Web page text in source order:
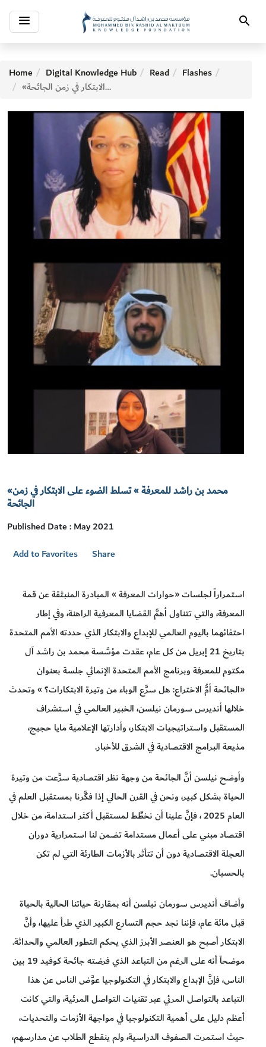
Toggle
navigation Search
Home Digital Knowledge Hub Read
Flashes
«محمد بن راشد للمعرفة » تسلط الضوء على الابتكار في زمن الجائحة
«محمد بن راشد للمعرفة » تسلط الضوء على الابتكار في زمن
الجائحة
Published Date : May 2021
Add to Favorites
Share
استمراراً لجلسات «حوارات المعرفة » المبادرة المنبثقة عن قمة
المعرفة، والتي تتناول أهمَّ القضايا المعرفية الراهنة، وفي إطار
احتفائهما باليوم العالمي للإبداع والابتكار الذي حددته الأمم المتحدة
بتاريخ 21 إبريل من كل عام، عقدت مؤسَّسة محمد بن راشد آل
مكتوم للمعرفة وبرنامج الأمم المتحدة الإنمائي جلسة بعنوان
«الجائحة أمُّ الاختراع: هل سرَّع الوباء من وتيرة الابتكارات؟ » وتحدث
خلالها أنديرس سورمان نيلسن، الخبير العالمي في استشراف
المستقبل واستراتيجيات الابتكار، وأدارتها الإعلامية مايا حجيج،
مذيعة البرامج الاقتصادية في الشرق للأخبار.
وأوضح نيلسن أنَّ الجائحة من وجهة نظر اقتصادية سرَّعت من وتيرة
الحياة بشكل كبير، ونحن في القرن الحالي إذا فكَّرنا بمستقبل العلم في
العام 2025 ، فإنَّ علينا أن نخطِّط لمستقبل أكثر استدامة، من خلال
اقتصاد مبني على أعمال مستدامة تضمن لنا استمرارية دوران
العجلة الاقتصادية دون أن تتأثر بالأزمات الطارئة التي لم تكن
بالحسبان.
وأضاف أنديرس سورمان نيلسن أنه بمقارنة حياتنا الحالية بالحياة
قبل مائة عام، فإننا نجد حجم التسارع الكبير الذي طرأ عليها، وأنَّ
الابتكار أصبح هو العنصر الأبرز الذي يحكم التطور العالمي والحداثة.
موضحاً أنه على الرغم من التباعد الذي فرضته جائحة كوفيد 19 بين
الناس، فإنَّ الإبداع والابتكار في التكنولوجيا عوَّض الناس عن هذا
التباعد بالتواصل المرئي عبر تقنيات التواصل المرئية، والتي كانت
أعظم دليل على أهمية التكنولوجيا في مواجهة الأزمات والتحديات،
حيث استمرت الصفوف الدراسية، ولم ينقطع الطلاب عن مدارسهم،